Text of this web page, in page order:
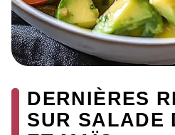
DERNIÈRES
SUR SALADE